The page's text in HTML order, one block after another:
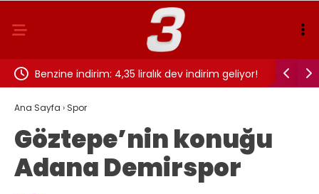
Benzine indirim: 4,35 liralık dev indirim geliyor! UEFA
Ana Sayfa › Spor
Göztepe’nin konuğu
Adana Demirspor